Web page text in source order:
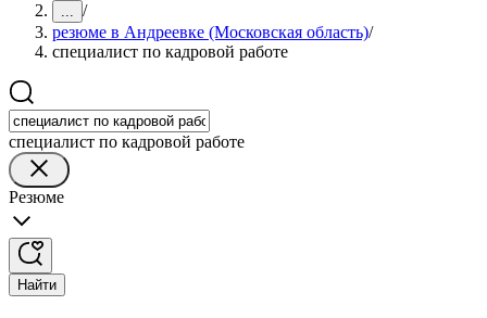
... /
резюме в Андреевке (Московская область)/
специалист по кадровой работе
специалист по кадровой работе
Резюме
Найти